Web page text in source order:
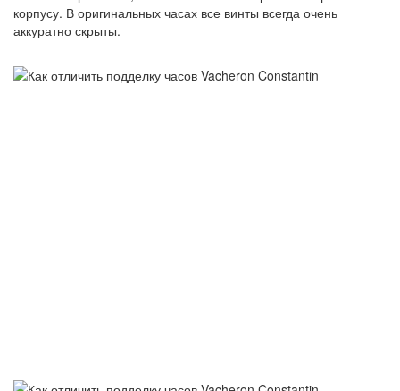
корпусу. В оригинальных часах все винты всегда очень
аккуратно скрыты.